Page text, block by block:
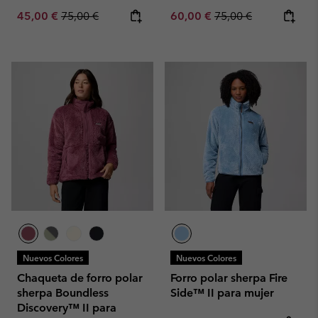
Sale price:
45,00 € Regular price:
75,00 € Sale price:
60,00 € Regular price:
75,00 €
Nuevos Colores
Chaqueta de forro polar
sherpa Boundless
Discovery™ II para
Nuevos Colores
Forro polar sherpa Fire
Side™ II para mujer